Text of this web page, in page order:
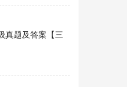
真题及答案【三